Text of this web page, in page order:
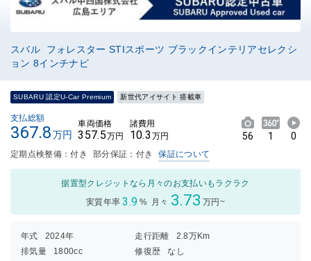
スバル フォレスター STIスポーツ ブラックインテリアセレクシ
ョン 8インチナビ
SUBARU 認定U-Car Premium 新世代アイサイト 搭載車
支払総額
367.8万円
車両価格
357.5万円
諸費用
10.3 万円 56 1 0
定期点検整備：付き 部分保証：付き 保証について
据置型クレジットなら月々のお支払いもラクラク
実質年率 3.9 % 月々 3.73 万円~
年式 2024年 走行距離
2.8万Km
排気量
1800cc 修復歴
なし